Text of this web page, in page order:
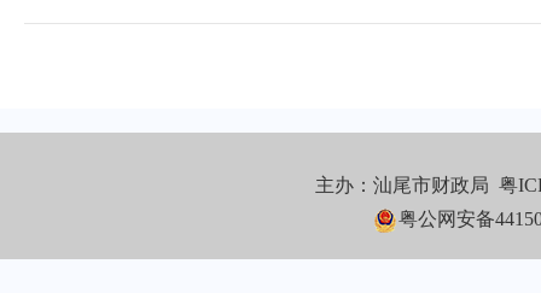
主办：汕尾市财政局粤
粤公网安备